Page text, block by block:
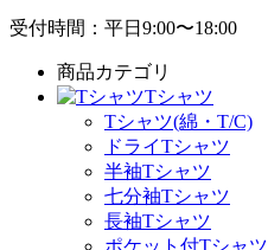
受付時間：平日9:00〜18:00
商品カテゴリ
Tシャツ
Tシャツ(綿・T/C)
ドライTシャツ
半袖Tシャツ
七分袖Tシャツ
長袖Tシャツ
ポケット付Tシャツ